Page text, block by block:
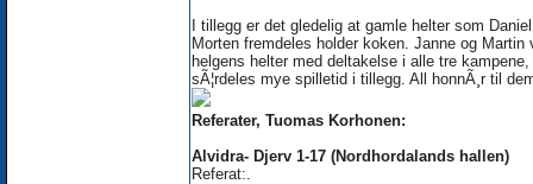
I tillegg er det gledelig at gamle helter som
Morten fremdeles holder koken. Janne og Martin
helgens helter med deltakelse i alle tre kampene,
sÃ¦rdeles mye spilletid i tillegg. All honnÃ¸r til
Referater, Tuomas Korhonen:
Alvidra- Djerv 1-17 (Nordhordalands hallen)
Referat:.